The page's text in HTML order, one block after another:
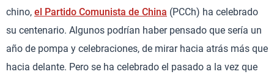
chino, el Partido Comunista de China (PCCh) ha celebrado
su centenario. Algunos podrían haber pensado que sería un
año de pompa y celebraciones, de mirar hacia atrás más que
hacia delante. Pero se ha celebrado el pasado a la vez que